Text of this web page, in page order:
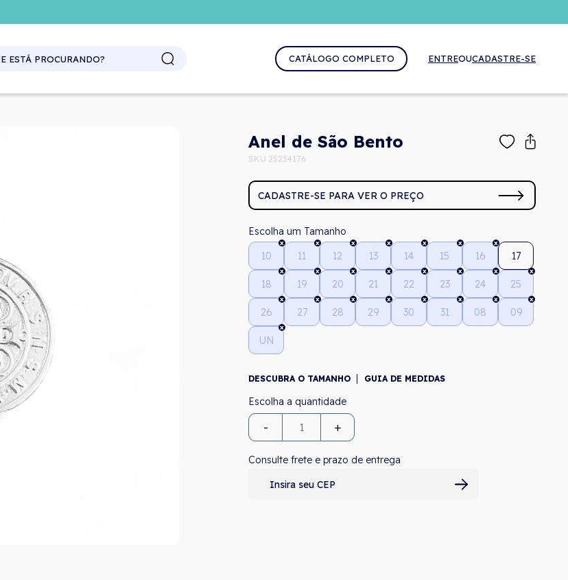
CATÁLOGO COMPLETO ENTREOUCADASTRE-SE
Anel de São Bento
SKU 25234176
CADASTRE-SE PARA VER O PREÇO
Tamanho
10
11 12 13 14 15 16 17
18 19 20 21 22 23 24 25
26 27 28 29 30 31 08 09
UN
DESCUBRA O TAMANHO GUIA DE MEDIDAS
- +
Consulte frete e prazo de entrega